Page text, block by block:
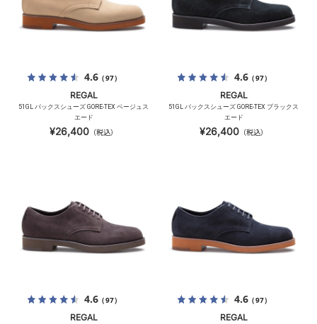
4.6（97）
REGAL
51GL バックスシューズ GORE-TEX ベージュス
エード
¥26,400 （税込）
4.6（97）
REGAL
51GL バックスシューズ GORE-TEX ブラックス
エード
¥26,400 （税込）
4.6（97）
REGAL
4.6（97）
REGAL